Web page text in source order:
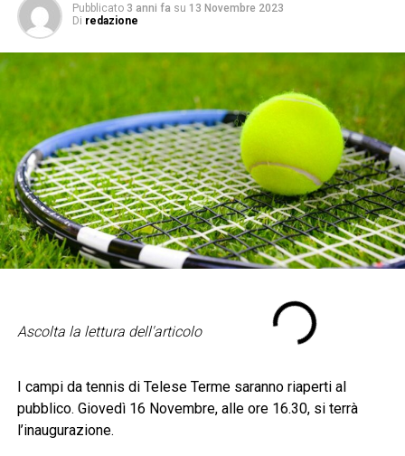
Pubblicato 3 anni fa su 13 Novembre 2023
Di redazione
Ascolta la lettura dell'articolo
I campi da tennis di Telese Terme saranno riaperti al
pubblico. Giovedì 16 Novembre, alle ore 16.30, si terrà
l’inaugurazione.